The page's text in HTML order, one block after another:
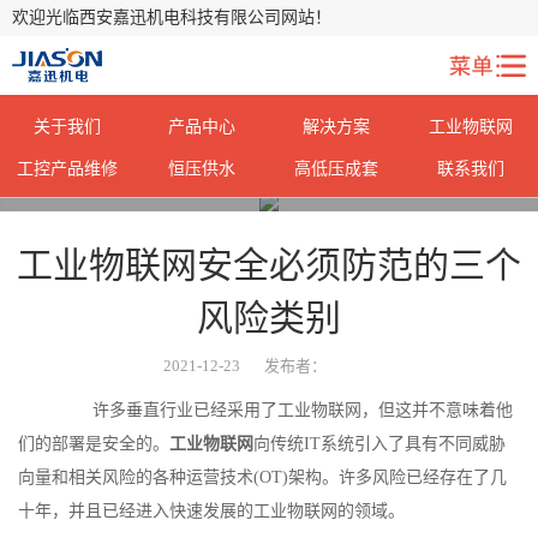
欢迎光临西安嘉迅机电科技有限公司网站！
关于我们 产品中心 解决方案 工业物联网
工控产品维修 恒压供水 高低压成套
联系我们
工业物联网安全必须防范的三个
风险类别
2021-12-23 发布者：
许多垂直行业已经采用了工业物联网，但这并不意味着他
们的部署是安全的。 工业物联网 向传统IT系统引入了具有不同威胁
向量和相关风险的各种运营技术(OT)架构。许多风险已经存在了几
十年，并且已经进入快速发展的工业物联网的领域。